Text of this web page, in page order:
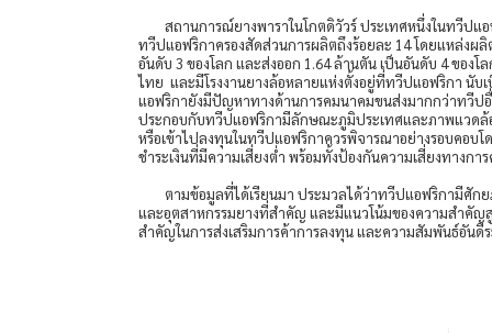
สถานการณ์ยางพาราในโกตดิวัวร์ ประเทศหนึ่งในทวีปแ
ทวีปแอฟริกาครองสัดส่วนการผลิตถึงร้อยละ 14 โดยแหล่งผ
อันดับ 3 ของโลก และส่งออก 1.64 ล้านตัน เป็นอันดับ 4 ของ
ไทย และมีโรงงานยางล้อหลายแห่งตั้งอยู่ที่ทวีปแอฟริกา นั
แอฟริกายังมีปัญหาทางด้านการคมนาคมขนส่งมากกว่าทวีป
ประกอบกับทวีปแอฟริกามีลักษณะภูมิประเทศและภาพแวดล้
หรือเข้าไปลงทุนในทวีปแอฟริกาควรพิจารณาอย่างรอบคอบ
ชำระเงินที่มีความเสี่ยงต่ำ พร้อมทั้งป้องกันความเสี่ยงทางก
ตามข้อมูลที่ได้เรียนมา ประมวลได้ว่าทวีปแอฟริกามีศักย
และอุตสาหกรรมยางที่สำคัญ และมีแนวโน้มของความสำคัญสู
สำคัญในการส่งเสริมการค้าการลงทุน และความสัมพันธ์อันดี